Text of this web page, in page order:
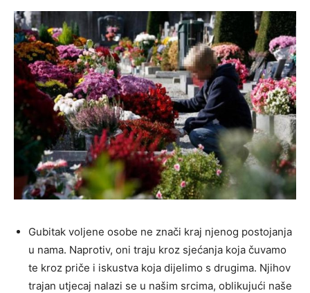
Gubitak voljene osobe ne znači kraj njenog postojanja
u nama. Naprotiv, oni traju kroz sjećanja koja čuvamo
te kroz priče i iskustva koja dijelimo s drugima. Njihov
trajan utjecaj nalazi se u našim srcima, oblikujući naše